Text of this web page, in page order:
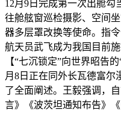
12月9日完成第一次出舱
往舱舷窗巡检摄影、空间
器多层罩改换等使命。指
航天员武飞成为我国目前
【“七沉锁定”向世界昭告
月8日正在同外长瓦德富尔
了全面阐述。王毅强调，
言》《波茨坦通知布告》